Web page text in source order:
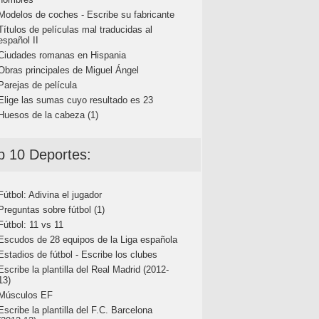
de coches - Escribe su fabricante
de películas mal traducidas al
II
romanas en Hispania
principales de Miguel Ángel
de película
las sumas cuyo resultado es 23
de la cabeza (1)
10 Deportes:
Adivina el jugador
sobre fútbol (1)
11 vs 11
de 28 equipos de la Liga española
de fútbol - Escribe los clubes
la plantilla del Real Madrid (2012-
EF
la plantilla del F.C. Barcelona